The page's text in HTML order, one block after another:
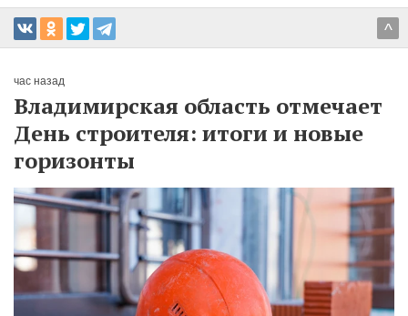
^
час назад
Владимирская область отмечает
День строителя: итоги и новые
горизонты